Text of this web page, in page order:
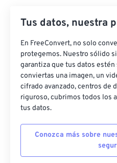
Tus datos, nuestra
En FreeConvert, no solo
protegemos. Nuestro sólido
garantiza que tus datos
conviertas una imagen, un
cifrado avanzado, centros de
riguroso, cubrimos todos los
tus datos.
Conozca más sobre